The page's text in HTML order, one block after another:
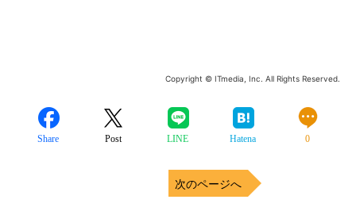
Copyright © ITmedia, Inc. All Rights Reserved.
Share Post LINE Hatena 0
次のページへ